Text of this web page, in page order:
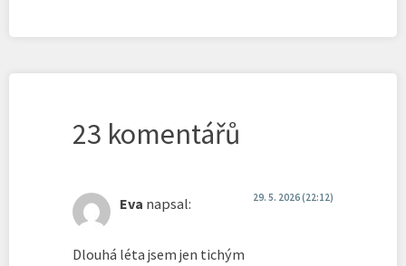
23 komentářů
Eva napsal: 29. 5. 2026 (22:12)
Dlouhá léta jsem jen tichým